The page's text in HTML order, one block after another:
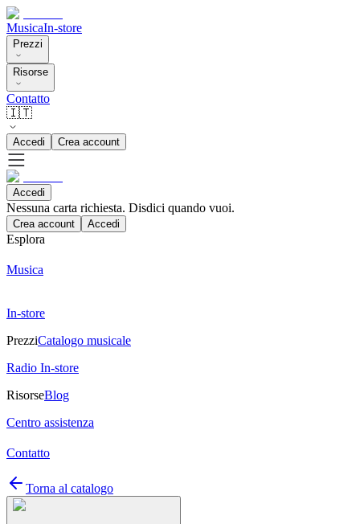
MusicaIn-store
Prezzi
Risorse
Contatto
🇮🇹
Accedi Crea account
Accedi
Nessuna carta richiesta. Disdici quando vuoi.
Crea account Accedi
Esplora
Musica
In-store
PrezziCatalogo musicale
Radio In-store
RisorseBlog
Centro assistenza
Contatto
Torna al catalogo